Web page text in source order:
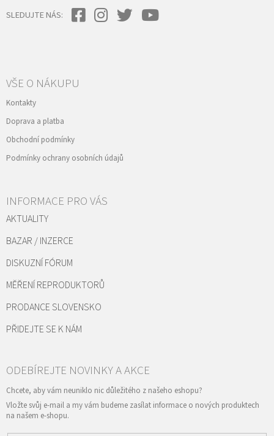
SLEDUJTE NÁS:
VŠE O NÁKUPU
Kontakty
Doprava a platba
Obchodní podmínky
Podmínky ochrany osobních údajů
INFORMACE PRO VÁS
AKTUALITY
BAZAR / INZERCE
DISKUZNÍ FÓRUM
MĚŘENÍ REPRODUKTORŮ
PRODANCE SLOVENSKO
PŘIDEJTE SE K NÁM
Vložte svůj e-mail a my vám budeme zasílat informace o nových produktech
na našem e-shopu.